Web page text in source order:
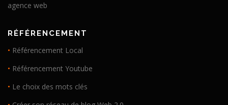
agence web
RÉFÉRENCEMENT
• Référencement Local
• Référencement Youtube
• Le choix des mots clés